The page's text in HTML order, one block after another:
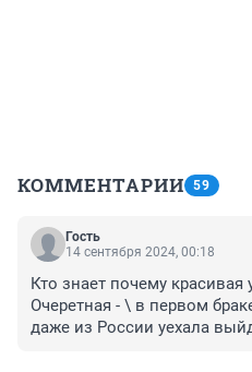
КОММЕНТАРИИ 59
Гость
14 сентября 2024, 00:18
Кто знает почему
Очеретная - \ в первом
даже из России уехала